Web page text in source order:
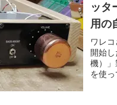
ッタ
用の
ワレ
開始
機）
を使